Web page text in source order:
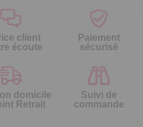
client
écoute
Paiement
sécurisé
domicile
Retrait
Suivi de
commande